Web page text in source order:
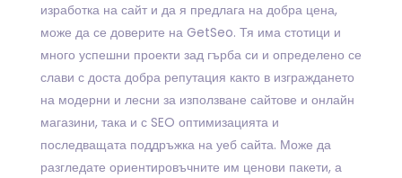
изработка на сайт и да я предлага на добра цена,
може да се доверите на GetSeo. Тя има стотици и
много успешни проекти зад гърба си и определено се
слави с доста добра репутация както в изграждането
на модерни и лесни за използване сайтове и онлайн
магазини, така и с SEO оптимизацията и
последващата поддръжка на уеб сайта. Може да
разгледате ориентировъчните им ценови пакети, а